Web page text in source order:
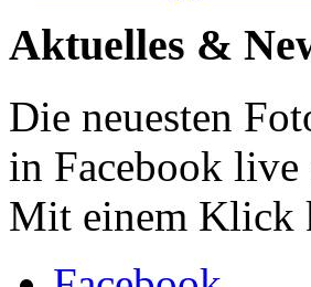
Aktuelles &
Die neuesten
in Facebook live
Mit einem Klick